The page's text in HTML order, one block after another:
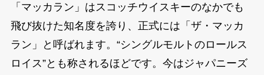
「マッカラン」はスコッチウイスキーのなかでも
飛び抜けた知名度を誇り、正式には「ザ・マッカ
ラン」と呼ばれます。“シングルモルトのロールス
ロイス”とも称されるほどです。今はジャパニーズ